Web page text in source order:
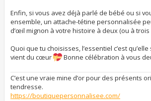
Enfin, si vous avez déjà parlé de bébé ou si
ensemble, un attache-tétine personnalisée
d’œil mignon à votre histoire à deux (ou à trois
Quoi que tu choisisses, l’essentiel c’est
vient du cœur
Bonne célébration à vous
C’est une vraie mine d’or pour des présents
tendresse.
https://boutiquepersonnalisee.com/